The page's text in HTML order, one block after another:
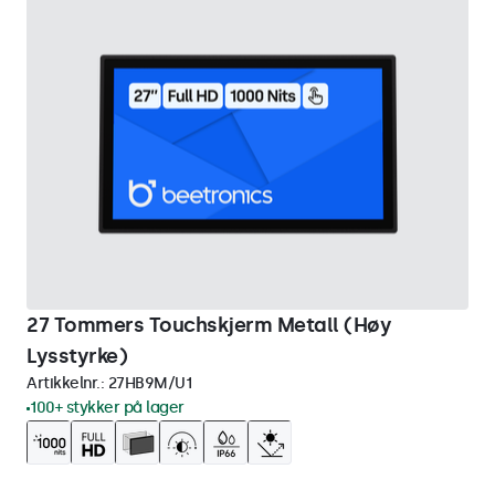
27 Tommers Touchskjerm Metall (Høy
Lysstyrke)
Artikkelnr.: 27HB9M/U1
100+ stykker på lager